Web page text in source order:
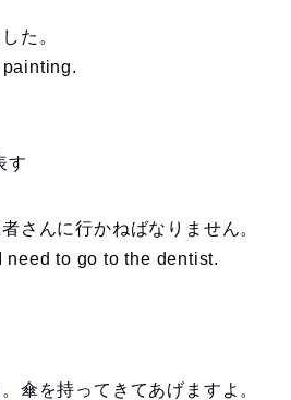
た。
す
さんに行かねばなりません。
need to go to the dentist.
傘を持ってきてあげますよ。